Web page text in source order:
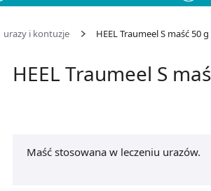
urazy i kontuzje HEEL Traumeel S maść 50 g
HEEL Traumeel S
Maść stosowana w leczeniu urazów.